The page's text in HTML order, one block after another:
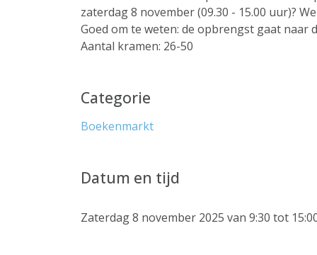
zaterdag 8 november (09.30 - 15.00 uur)?
Goed om te weten: de opbrengst gaat naar
Aantal kramen: 26-50
Categorie
Boekenmarkt
Datum en tijd
Zaterdag 8 november 2025 van 9:30 tot